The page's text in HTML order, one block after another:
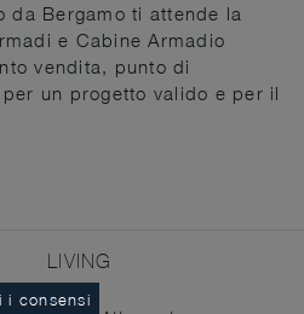
da Bergamo ti attende la
e Cabine Armadio
vendita, punto di
un progetto valido e per il
LIVING
Salotti
i consensi